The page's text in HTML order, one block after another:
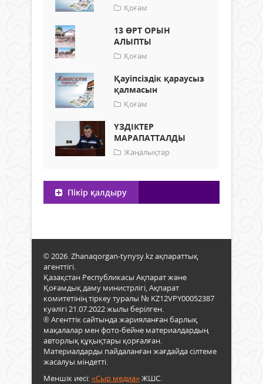
Қоғам
13 ӨРТ ОРЫН
АЛЫПТЫ
Қоғам
Қауіпсіздік қараусыз
қалмасын
Қоғам
ҮЗДІКТЕР
МАРАПАТТАЛДЫ
Жаңалықтар
Пікір қалдыру
© 2026. Zhanaqorgan-tynysy.kz ақпараттық
агенттігі.
Қазақстан Республикасы Ақпарат және
Қоғамдық даму министрлігі, Ақпарат
комитетінің тіркеу туралы № KZ12VPY00052387
куәлігі 21.07.2022 жылы берілген.
® Агенттік сайтында жарияланған барлық
мақалалар мен фото-бейне материалдардың
авторлық құқықтары қорғалған.
Материалдарды пайдаланған жағдайда сілтеме
жасалуы міндетті.
Меншік иесі:«Сыр медиа»ЖШС.